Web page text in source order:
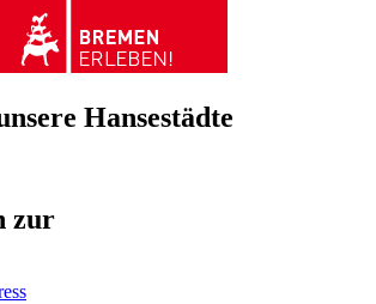
Hansestädte
zur